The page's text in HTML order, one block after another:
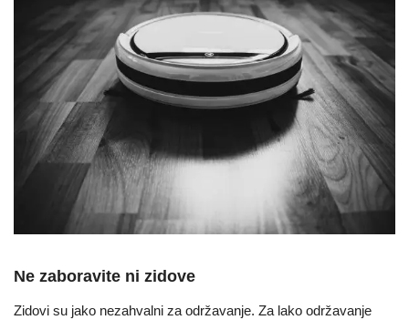
Ne zaboravite ni zidove
Zidovi su jako nezahvalni za održavanje. Za lako održavanje